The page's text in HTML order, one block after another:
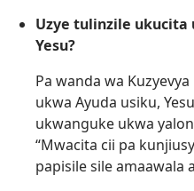
Uzye tulinzile
Yesu?
Pa wanda wa
ukwa Ayuda usiku,
ukwanguke ukwa
“Mwacita cii pa
papisile sile amaawala